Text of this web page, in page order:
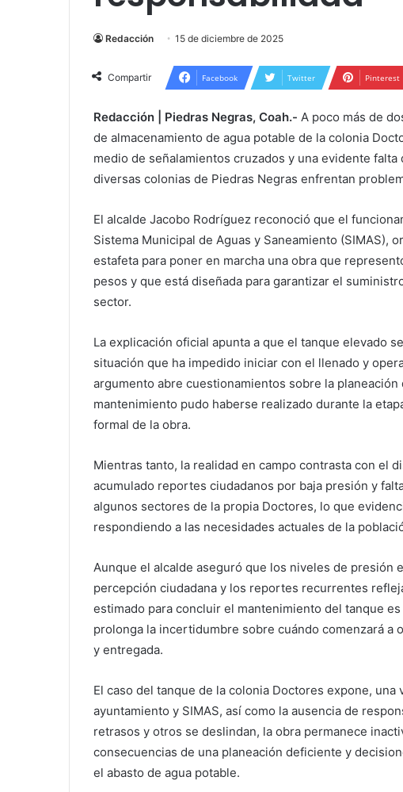
Redacción 15 de diciembre de 2025
Compartir Facebook Twitter Pinterest
Redacción | Piedras Negras, Coah.- A poco más de
de almacenamiento de agua potable de la colonia
medio de señalamientos cruzados y una evidente
diversas colonias de Piedras Negras enfrentan
El alcalde Jacobo Rodríguez reconoció que el
Sistema Municipal de Aguas y Saneamiento (SIMAS),
estafeta para poner en marcha una obra que
pesos y que está diseñada para garantizar el
sector.
La explicación oficial apunta a que el tanque elevado
situación que ha impedido iniciar con el llenado y
argumento abre cuestionamientos sobre la
mantenimiento pudo haberse realizado durante la
formal de la obra.
Mientras tanto, la realidad en campo contrasta con el
acumulado reportes ciudadanos por baja presión y
algunos sectores de la propia Doctores, lo que
respondiendo a las necesidades actuales de la
Aunque el alcalde aseguró que los niveles de presión
percepción ciudadana y los reportes recurrentes
estimado para concluir el mantenimiento del tanque
prolonga la incertidumbre sobre cuándo comenzará a
y entregada.
El caso del tanque de la colonia Doctores expone,
ayuntamiento y SIMAS, así como la ausencia de
retrasos y otros se deslindan, la obra permanece
consecuencias de una planeación deficiente y
el abasto de agua potable.